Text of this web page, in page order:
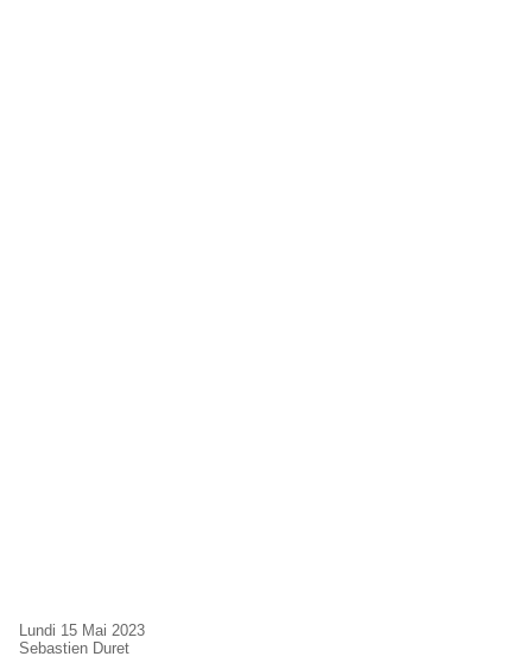
Lundi 15 Mai 2023
Sebastien Duret